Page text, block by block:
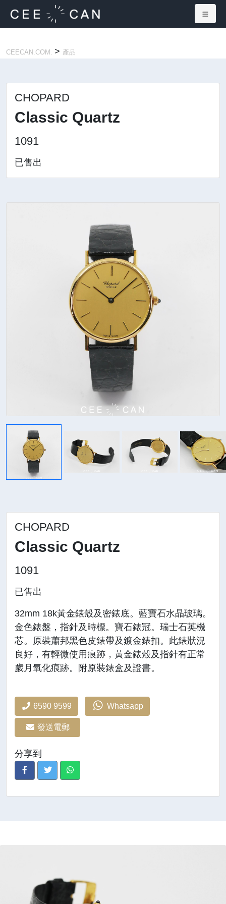
CEECAN.COM. > 產品
CHOPARD
Classic Quartz
1091
已售出
CHOPARD
Classic Quartz
1091
已售出
32mm 18k黃金錶殼及密錶底。藍寶石水晶玻璃。
金色錶盤，指針及時標。寶石錶冠。瑞士石英機
芯。原裝蕭邦黑色皮錶帶及鍍金錶扣。此錶狀況
良好，有輕微使用痕跡，黃金錶殼及指針有正常
歲月氧化痕跡。附原裝錶盒及證書。
6590 9599 Whatsapp
發送電郵
分享到
×